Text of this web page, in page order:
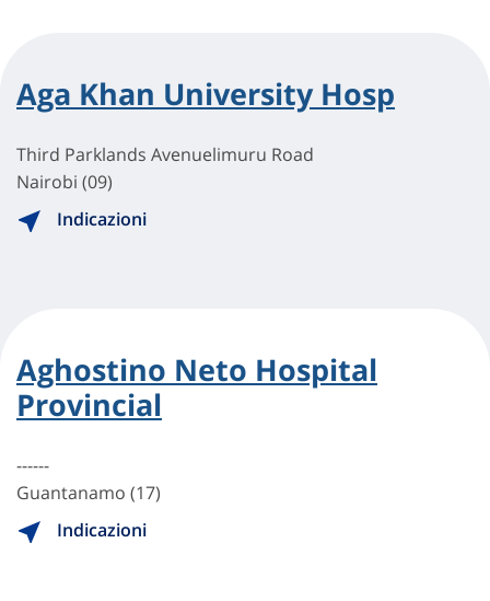
Aga Khan University Hosp
Third Parklands Avenuelimuru Road
Nairobi (09)
Indicazioni
Aghostino Neto Hospital
Provincial
------
Guantanamo (17)
Indicazioni